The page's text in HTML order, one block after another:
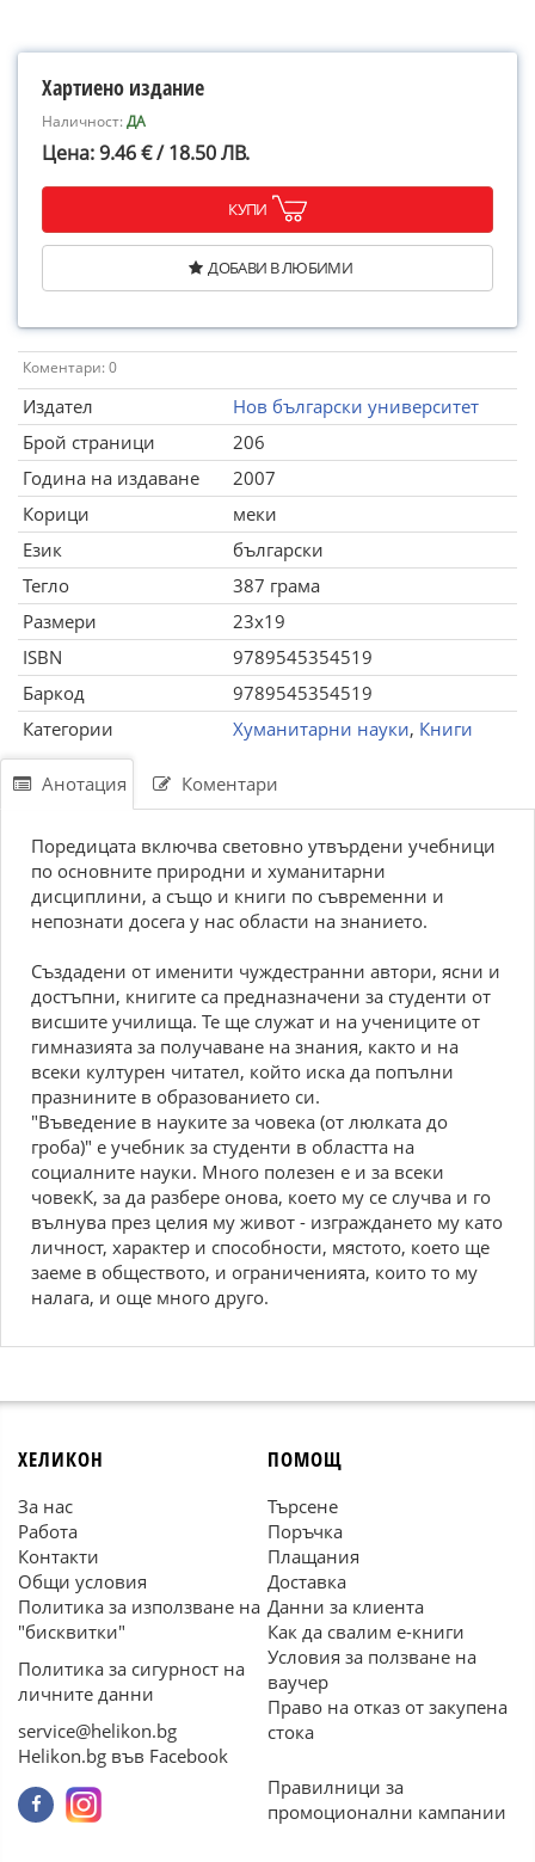
Хартиено издание
Наличност:ДА
Цена: 9.46 € / 18.50 ЛВ.
КУПИ
ДОБАВИ В ЛЮБИМИ
Коментари: 0
Издател
Нов български университет
Брой страници
206
Година на издаване
2007
Корици
меки
Език
български
Тегло
387 грама
Размери
23x19
ISBN
9789545354519
Баркод
9789545354519
Категории
Хуманитарни науки, Книги
Анотация Коментари
Поредицата включва световно утвърдени учебници
по основните природни и хуманитарни
дисциплини, а също и книги по съвременни и
непознати досега у нас области на знанието.
Създадени от именити чуждестранни автори, ясни и
достъпни, книгите са предназначени за студенти от
висшите училища. Те ще служат и на учениците от
гимназията за получаване на знания, както и на
всеки културен читател, който иска да попълни
празнините в образованието си.
"Въведение в науките за човека (от люлката до
гроба)" е учебник за студенти в областта на
социалните науки. Много полезен е и за всеки
човекК, за да разбере онова, което му се случва и го
вълнува през целия му живот - изграждането му като
личност, характер и способности, мястото, което ще
заеме в обществото, и ограниченията, които то му
налага, и още много друго.
ХЕЛИКОН
За нас
Работа
Контакти
Общи условия
Политика за използване на
"бисквитки"
Политика за сигурност на
личните данни
service@helikon.bg
Helikon.bg във Facebook
ПОМОЩ
Търсене
Поръчка
Плащания
Доставка
Данни за клиента
Как да свалим е-книги
Условия за ползване на
ваучер
Право на отказ от закупена
стока
Правилници за
промоционални кампании